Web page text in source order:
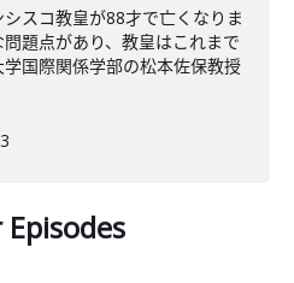
スコ教皇が88才で亡くなりま
題点があり、教皇はこれまで
国際関係学部の松本佐保教授